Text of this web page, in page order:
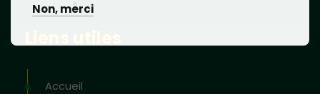
Accueil
Non, merci